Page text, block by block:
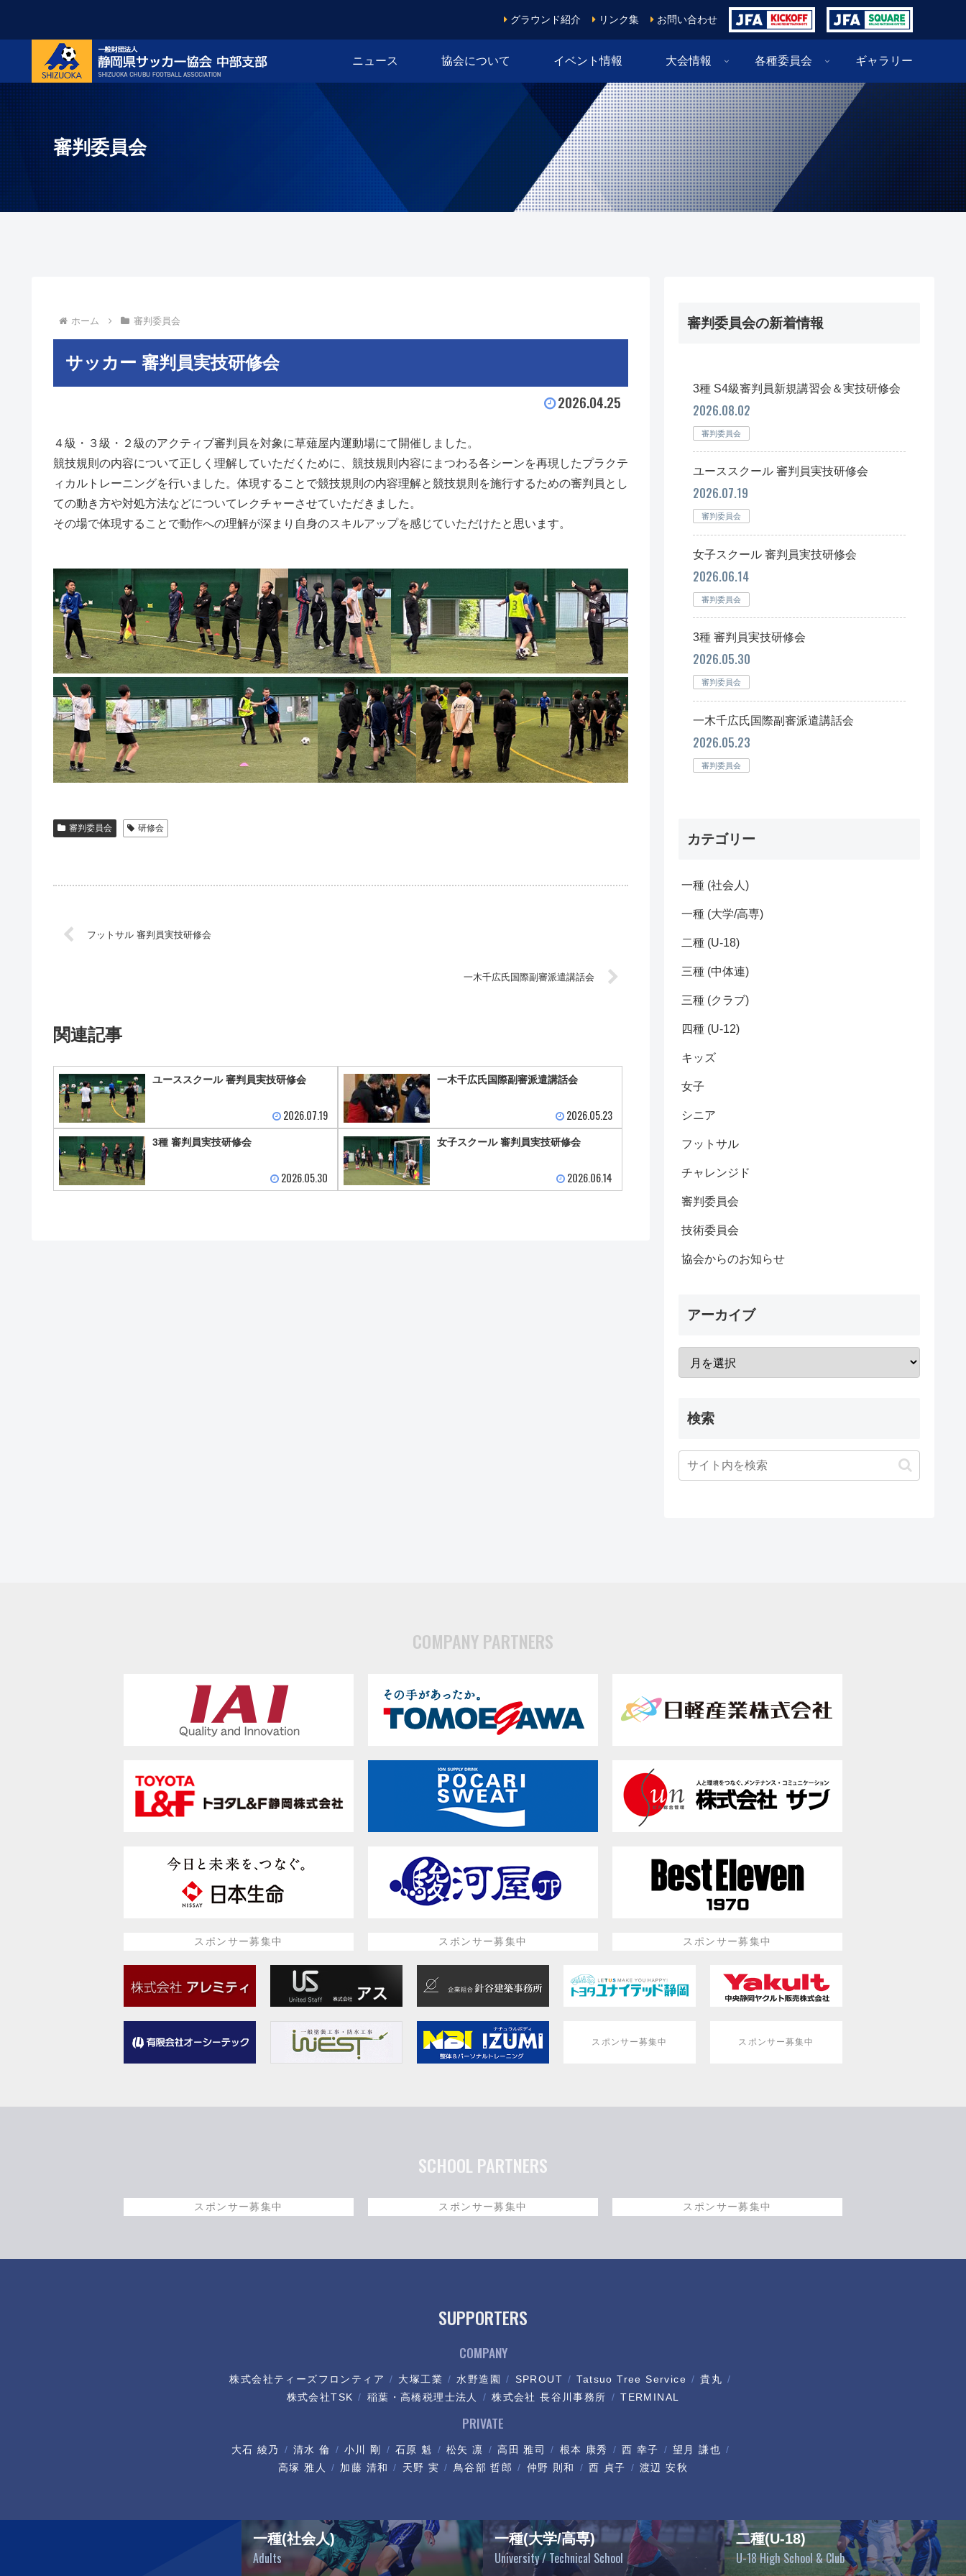
グラウンド紹介 リンク集 お問い合わせ
ニュース 協会について イベント情報 大会情報 各種委員会 ギャラリー
審判委員会
ホーム 審判委員会
サッカー 審判員実技研修会
2026.04.25
４級・３級・２級のアクティブ審判員を対象に草薙屋内運動場にて開催しました。
競技規則の内容について正しく理解していただくために、競技規則内容にまつわる各シーンを再現したプラクテ
ィカルトレーニングを行いました。体現することで競技規則の内容理解と競技規則を施行するための審判員とし
ての動き方や対処方法などについてレクチャーさせていただきました。
その場で体現することで動作への理解が深まり自身のスキルアップを感じていただけたと思います。
審判委員会 研修会
フットサル 審判員実技研修会
一木千広氏国際副審派遣講話会
関連記事
ユーススクール 審判員実技研修会
2026.07.19
一木千広氏国際副審派遣講話会
2026.05.23
3種 審判員実技研修会
2026.05.30
女子スクール 審判員実技研修会
2026.06.14
審判委員会の新着情報
3種 S4級審判員新規講習会＆実技研修会
2026.08.02
審判委員会
ユーススクール 審判員実技研修会
2026.07.19
審判委員会
女子スクール 審判員実技研修会
2026.06.14
審判委員会
3種 審判員実技研修会
2026.05.30
審判委員会
一木千広氏国際副審派遣講話会
2026.05.23
審判委員会
カテゴリー
一種 (社会人)
一種 (大学/高専)
二種 (U-18)
三種 (中体連)
三種 (クラブ)
四種 (U-12)
キッズ
女子
シニア
フットサル
チャレンジド
審判委員会
技術委員会
協会からのお知らせ
アーカイブ
検索
COMPANY PARTNERS
スポンサー募集中 スポンサー募集中 スポンサー募集中
スポンサー募集中 スポンサー募集中
SCHOOL PARTNERS
スポンサー募集中 スポンサー募集中 スポンサー募集中
SUPPORTERS
COMPANY
株式会社ティーズフロンティア 大塚工業 水野造園 SPROUT Tatsuo Tree Service
貴丸
株式会社TSK
稲葉・高橋税理士法人 株式会社 長谷川事務所 TERMINAL
PRIVATE
大石 綾乃 清水 倫 小川 剛 石原 魁 松矢 凛 高田 雅司 根本 康秀 西 幸子
望月 謙也
高塚 雅人
加藤 清和 天野 実 鳥谷部 哲郎 仲野 則和 西 貞子 渡辺 安秋
一種(社会人)
Adults
一種(大学/高専)
University / Technical School
二種(U-18)
U-18 High School & Club